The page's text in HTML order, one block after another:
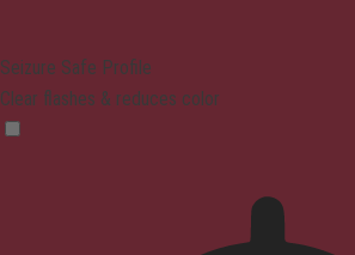
Seizure Safe Profile
Clear flashes & reduces color